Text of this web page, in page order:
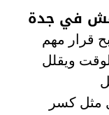
في جدة
قرار مهم
ويقلل
مثل كسر